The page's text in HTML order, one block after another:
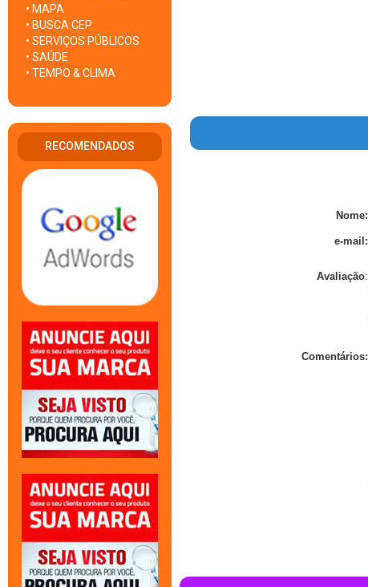
• MAPA
• BUSCA CEP
• SERVIÇOS PÚBLICOS
• SAÚDE
• TEMPO & CLIMA
RECOMENDADOS
Nome:
e-mail:
Avaliação:
Comentários: